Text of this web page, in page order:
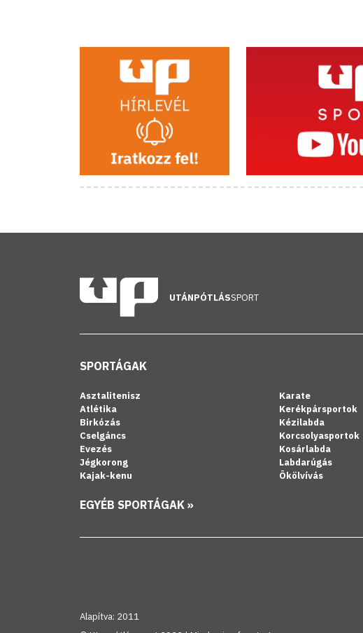
UTÁNPÓTLÁSSPORT
SPORTÁGAK
Asztalitenisz
Atlétika
Birkózás
Cselgáncs
Evezés
Jégkorong
Kajak-kenu
Karate
Kerékpársportok
Kézilabda
Korcsolyasportok
Kosárlabda
Labdarúgás
Ökölvívás
EGYÉB SPORTÁGAK »
Alapítva: 2011